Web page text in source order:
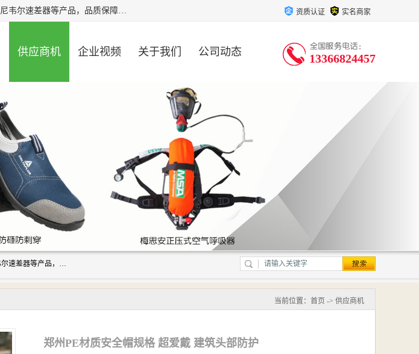
北京中创汇安科贸有限公司专业生产救援三脚架、天鹰4X气体检测仪、梅思安空气呼吸器、霍尼韦尔速差器等产品，品质保障，价格合理，欢迎在线致电咨询。 资质认证 实名商家
供应商机 企业视频 关于我们 公司动态 13366824457
北京中创汇安科贸有限公司专业生产救援三脚架、天鹰4X气体检测仪、梅思安空气呼吸器、霍尼韦尔速差器等产品，品质保障，价格合理，欢迎在线致电咨询。
当前位置： 首页 -> 供应商机
郑州PE材质安全帽规格 超爱戴 建筑头部防护